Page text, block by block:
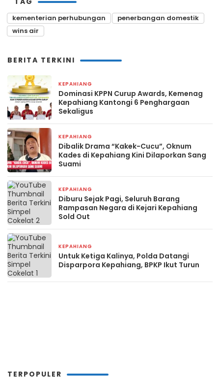
kementerian perhubungan
penerbangan domestik
wins air
BERITA TERKINI
KEPAHIANG
Dominasi KPPN Curup Awards, Kemenag
Kepahiang Kantongi 6 Penghargaan
Sekaligus
KEPAHIANG
Dibalik Drama “Kakek-Cucu”, Oknum
Kades di Kepahiang Kini Dilaporkan Sang
Suami
KEPAHIANG
Diburu Sejak Pagi, Seluruh Barang
Rampasan Negara di Kejari Kepahiang
Sold Out
KEPAHIANG
Untuk Ketiga Kalinya, Polda Datangi
Disparpora Kepahiang, BPKP Ikut Turun
TERPOPULER